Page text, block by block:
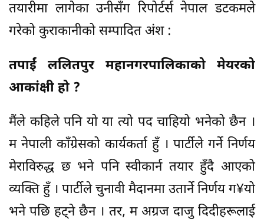
तयारीमा लागेका उनीसँग रिपोर्टर्स नेपाल डटकमले
गरेको कुराकानीको सम्पादित अंश :
तपाईं ललितपुर महानगरपालिकाको मेयरको
आकांक्षी हो ?
मैंले कहिले पनि यो या त्यो पद चाहियो भनेको छैन ।
म नेपाली काँग्रेसको कार्यकर्ता हुँ । पार्टीले गर्ने निर्णय
मेराविरुद्ध छ भने पनि स्वीकार्न तयार हुँदै आएको
व्यक्ति हुँ । पार्टीले चुनावी मैदानमा उतार्ने निर्णय ग¥यो
भने पछि हट्ने छैन । तर, म अग्रज दाजु दिदीहरूलाई